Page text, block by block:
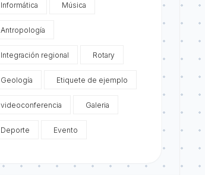
Informática Música
Antropología
Integración regional Rotary
Geología Etiquete de ejemplo
videoconferencia Galeria
Deporte Evento